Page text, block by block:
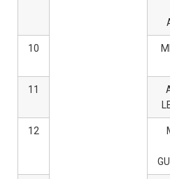
10
11
12